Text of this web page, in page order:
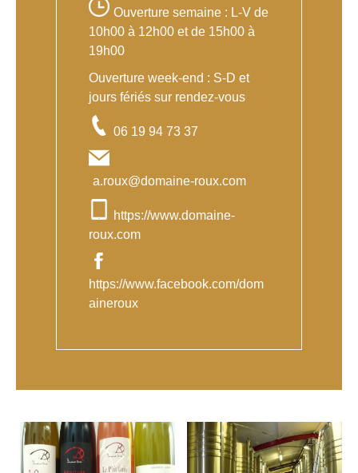
Ouverture semaine : L-V de
10h00 à 12h00 et de 15h00 à
19h00
Ouverture week-end : S-D et
jours fériés sur rendez-vous
06 19 94 73 37
a.roux@domaine-roux.com
https://www.domaine-
roux.com
https://www.facebook.com/dom
aineroux